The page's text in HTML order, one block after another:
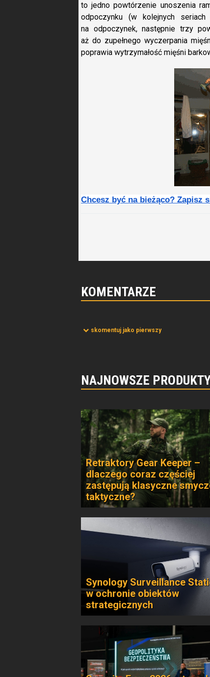
to jedno powtórzenie unoszenia
odpoczynku (w kolejnych
na odpoczynek, następnie trzy
aż do zupełnego wyczerpania
poprawia wytrzymałość mięśni
Chcesz być na bieżąco? Zapisz
KOMENTARZE
skomentuj jako pierwszy
NAJNOWSZE
Retraktory Gear Keeper –
dlaczego coraz częściej
zastępują klasyczne
taktyczne?
Synology Surveillance
w ochronie obiektów
strategicznych